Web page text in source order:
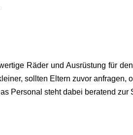
Räder und Ausrüstung für
sollten Eltern zuvor anfragen,
Personal steht dabei beratend zur